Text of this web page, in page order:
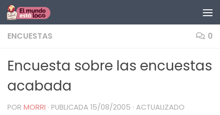
Saltar al contenido
ENCUESTAS 0
Encuesta sobre las encuestas
acabada
POR MORRI · PUBLICADA 15/08/2005 · ACTUALIZADO